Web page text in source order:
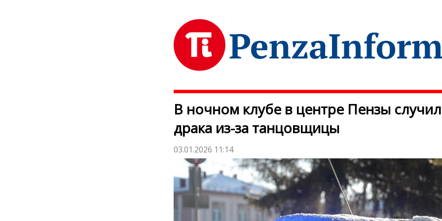
В ночном клубе в центре Пензы
драка из-за танцовщицы
03.01.2026 11:14